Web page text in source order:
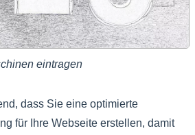
eintragen
dass Sie eine optimierte
für Ihre Webseite erstellen, damit